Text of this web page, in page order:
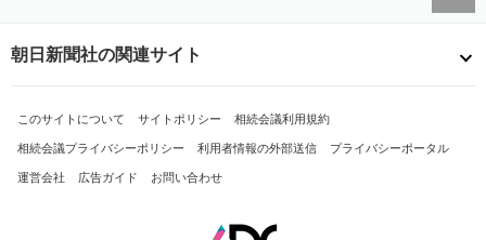
朝日新聞社の関連サイト
このサイトについて サイトポリシー 相続会議利用規約
相続会議プライバシーポリシー 利用者情報の外部送信 プライバシーポータル
運営会社 広告ガイド お問い合わせ